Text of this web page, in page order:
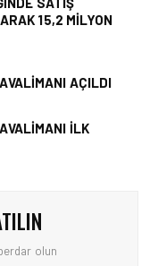
15,2 MILYON
AÇILDI
İLK
olun